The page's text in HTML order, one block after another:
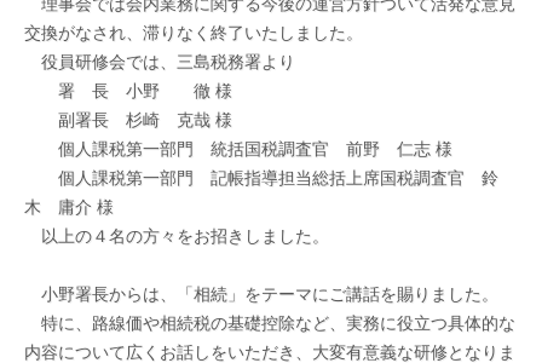
交換がなされ、滞りなく終了いたしました。
役員研修会では、三島税務署より
署 長 小野 徹 様
副署長 杉崎 克哉 様
個人課税第一部門 統括国税調査官 前野 仁志 様
個人課税第一部門 記帳指導担当総括上席国税調査官 鈴
木 庸介 様
以上の４名の方々をお招きしました。
小野署長からは、「相続」をテーマにご講話を賜りました。
特に、路線価や相続税の基礎控除など、実務に役立つ具体的な
内容について広くお話しをいただき、大変有意義な研修となりま